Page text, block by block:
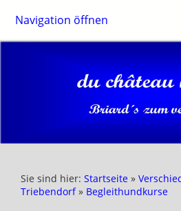
Navigation öffnen
Sie sind hier: Startseite »
Triebendorf» Begleithundkurse